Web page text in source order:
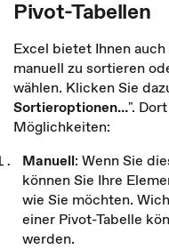
Pivot-Tabellen
Excel bietet Ihnen
manuell zu sortieren
wählen. Klicken Sie
Sortieroptionen…".
Möglichkeiten:
Manuell: Wenn Sie
können Sie Ihre
wie Sie möchten.
einer Pivot-Tabelle
werden.